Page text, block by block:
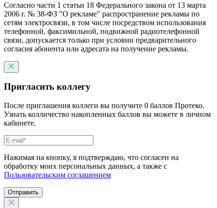
Согласно части 1 статьи 18 Федерального закона от 13 марта
2006 г. № 38-ФЗ "О рекламе" распространение рекламы по
сетям электросвязи, в том числе посредством использования
телефонной, факсимильной, подвижной радиотелефонной
связи, допускается только при условии предварительного
согласия абонента или адресата на получение рекламы.
Пригласить коллегу
После приглашения коллеги вы получите 0 баллов Протеко.
Узнать колличество накопленных баллов вы можете в личном
кабинете.
Нажимая на кнопку, я подтверждаю, что согласен на
обработку моих персональных данных, а также с
Пользовательским соглашением
Отправить